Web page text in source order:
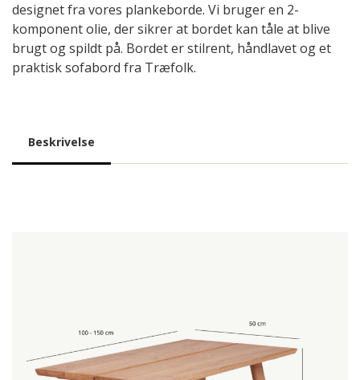
designet fra vores plankeborde. Vi bruger en 2-
komponent olie, der sikrer at bordet kan tåle at blive
brugt og spildt på. Bordet er stilrent, håndlavet og et
praktisk sofabord fra Træfolk.
Beskrivelse